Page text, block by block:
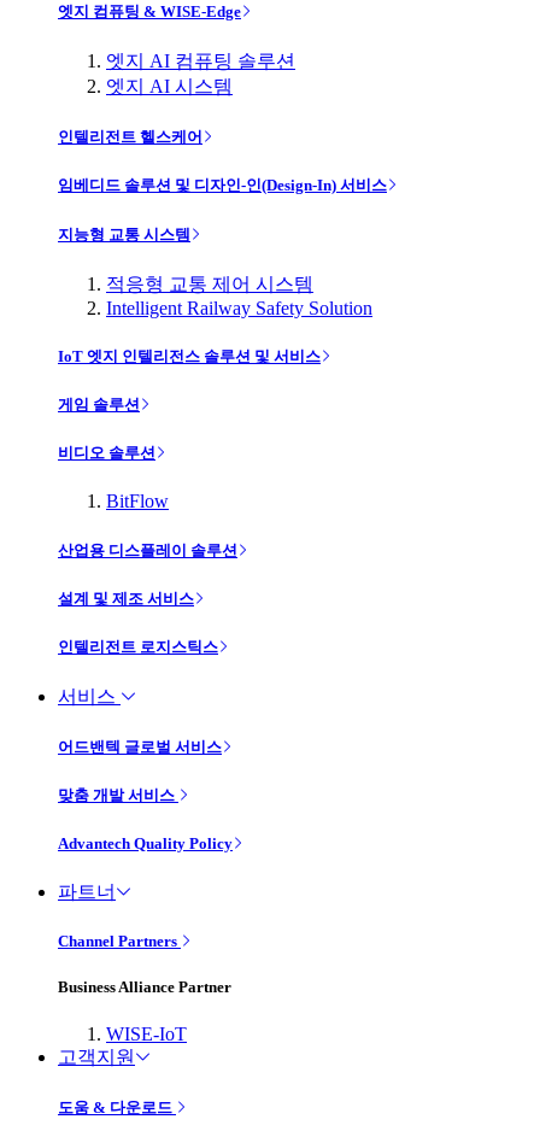
엣지 컴퓨팅 & WISE-Edge
엣지 AI 컴퓨팅 솔루션
엣지 AI 시스템
인텔리전트 헬스케어
임베디드 솔루션 및 디자인-인(Design-In) 서비스
지능형 교통 시스템
적응형 교통 제어 시스템
Intelligent Railway Safety Solution
IoT 엣지 인텔리전스 솔루션 및 서비스
게임 솔루션
비디오 솔루션
BitFlow
산업용 디스플레이 솔루션
설계 및 제조 서비스
인텔리전트 로지스틱스
서비스
어드밴텍 글로벌 서비스
맞춤 개발 서비스
Advantech Quality Policy
파트너
Channel Partners
Business Alliance Partner
WISE-IoT
고객지원
도움 & 다운로드